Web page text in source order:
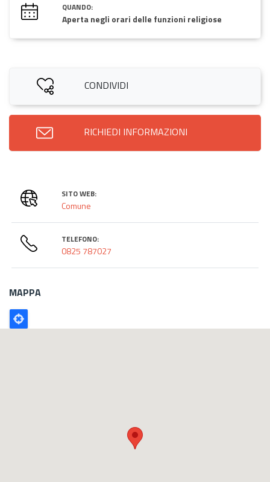
QUANDO:
Aperta negli orari delle funzioni religiose
CONDIVIDI
RICHIEDI INFORMAZIONI
SITO WEB:
Comune
TELEFONO:
0825 787027
MAPPA
Poligono
GEO